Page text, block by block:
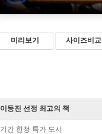
미리보기 사이즈비교
이동진 선정 최고의 책
기간 한정 특가 도서